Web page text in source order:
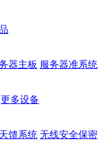
器主板 服务器准系统
更多设备
天馈系统 无线安全保密